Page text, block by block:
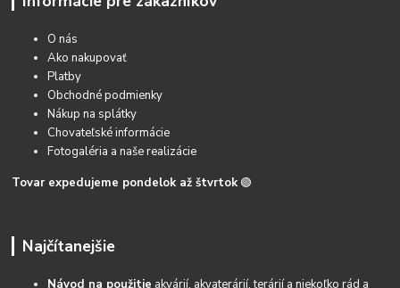
O nás
Ako nakupovať
Platby
Obchodné podmienky
Nákup na splátky
Chovateľské informácie
Fotogaléria a naše realizácie
Tovar expedujeme pondelok až štvrtok 🟢
Najčítanejšie
Návod na použitie akvárií, akvaterárií, terárií a niekoľko rád a